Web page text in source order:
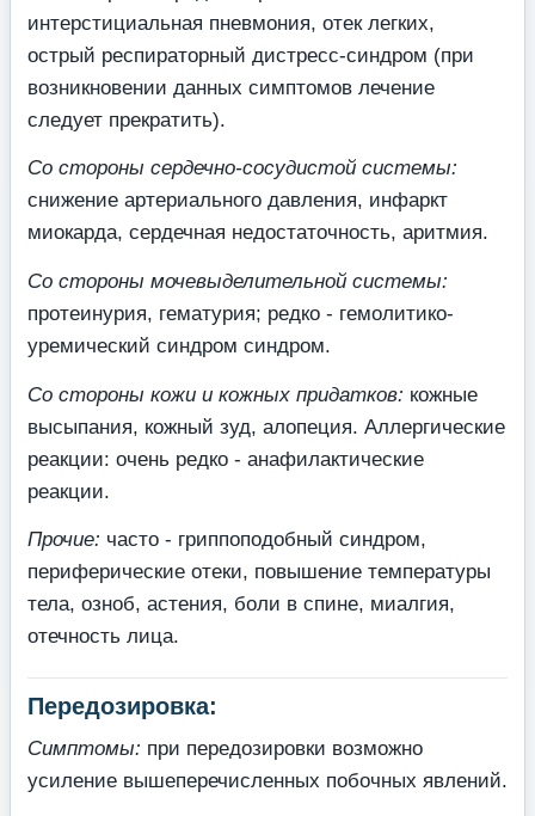
интерстициальная пневмония, отек легких,
острый респираторный дистресс-синдром (при
возникновении данных симптомов лечение
следует прекратить).
Со стороны сердечно-сосудистой системы:
снижение артериального давления, инфаркт
миокарда, сердечная недостаточность, аритмия.
Со стороны мочевыделительной системы:
протеинурия, гематурия; редко - гемолитико-
уремический синдром синдром.
Со стороны кожи и кожных придатков: кожные
высыпания, кожный зуд, алопеция. Аллергические
реакции: очень редко - анафилактические
реакции.
Прочие: часто - гриппоподобный синдром,
периферические отеки, повышение температуры
тела, озноб, астения, боли в спине, миалгия,
отечность лица.
Передозировка:
Симптомы: при передозировки возможно
усиление вышеперечисленных побочных явлений.